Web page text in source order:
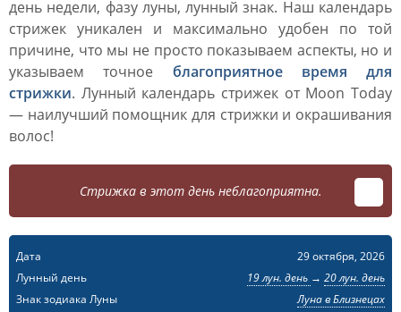
день недели, фазу луны, лунный знак. Наш календарь
стрижек уникален и максимально удобен по той
причине, что мы не просто показываем аспекты, но и
указываем точное благоприятное время для
стрижки. Лунный календарь стрижек от Moon Today
— наилучший помощник для стрижки и окрашивания
волос!
Стрижка в этот день неблагоприятна.
Дата
29 октября, 2026
Лунный день
19 лун. день → 20 лун. день
Знак зодиака Луны
Луна в Близнецах